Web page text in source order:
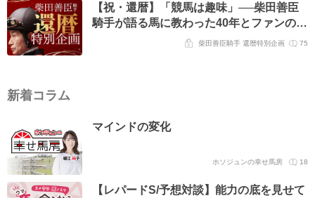
【祝・還暦】「競馬は趣味」──柴田善臣
騎手が語る馬に教わった40年とファンの皆
柴田善臣騎手 還暦特別企画 75
新着コラム
マインドの変化
ホソジュンの幸せ馬房 18
【レパードS/予想対談】能力の底を見せて